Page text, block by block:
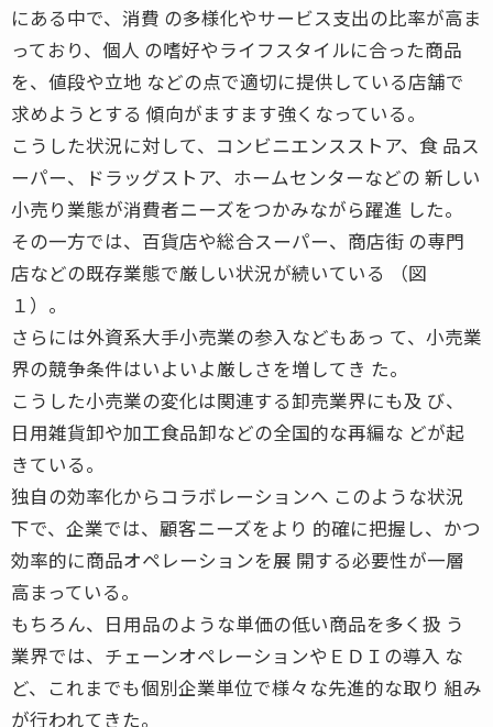
にある中で、消費 の多様化やサービス支出の比率が高ま
っており、個人 の嗜好やライフスタイルに合った商品
を、値段や立地 などの点で適切に提供している店舗で
求めようとする 傾向がますます強くなっている。
こうした状況に対して、コンビニエンスストア、食 品ス
ーパー、ドラッグストア、ホームセンターなどの 新しい
小売り業態が消費者ニーズをつかみながら躍進 した。
その一方では、百貨店や総合スーパー、商店街 の専門
店などの既存業態で厳しい状況が続いている （図
１）。
さらには外資系大手小売業の参入などもあっ て、小売業
界の競争条件はいよいよ厳しさを増してき た。
こうした小売業の変化は関連する卸売業界にも及 び、
日用雑貨卸や加工食品卸などの全国的な再編な どが起
きている。
独自の効率化からコラボレーションへ このような状況
下で、企業では、顧客ニーズをより 的確に把握し、かつ
効率的に商品オペレーションを展 開する必要性が一層
高まっている。
もちろん、日用品のような単価の低い商品を多く扱 う
業界では、チェーンオペレーションやＥＤＩの導入 な
ど、これまでも個別企業単位で様々な先進的な取り 組み
が行われてきた。